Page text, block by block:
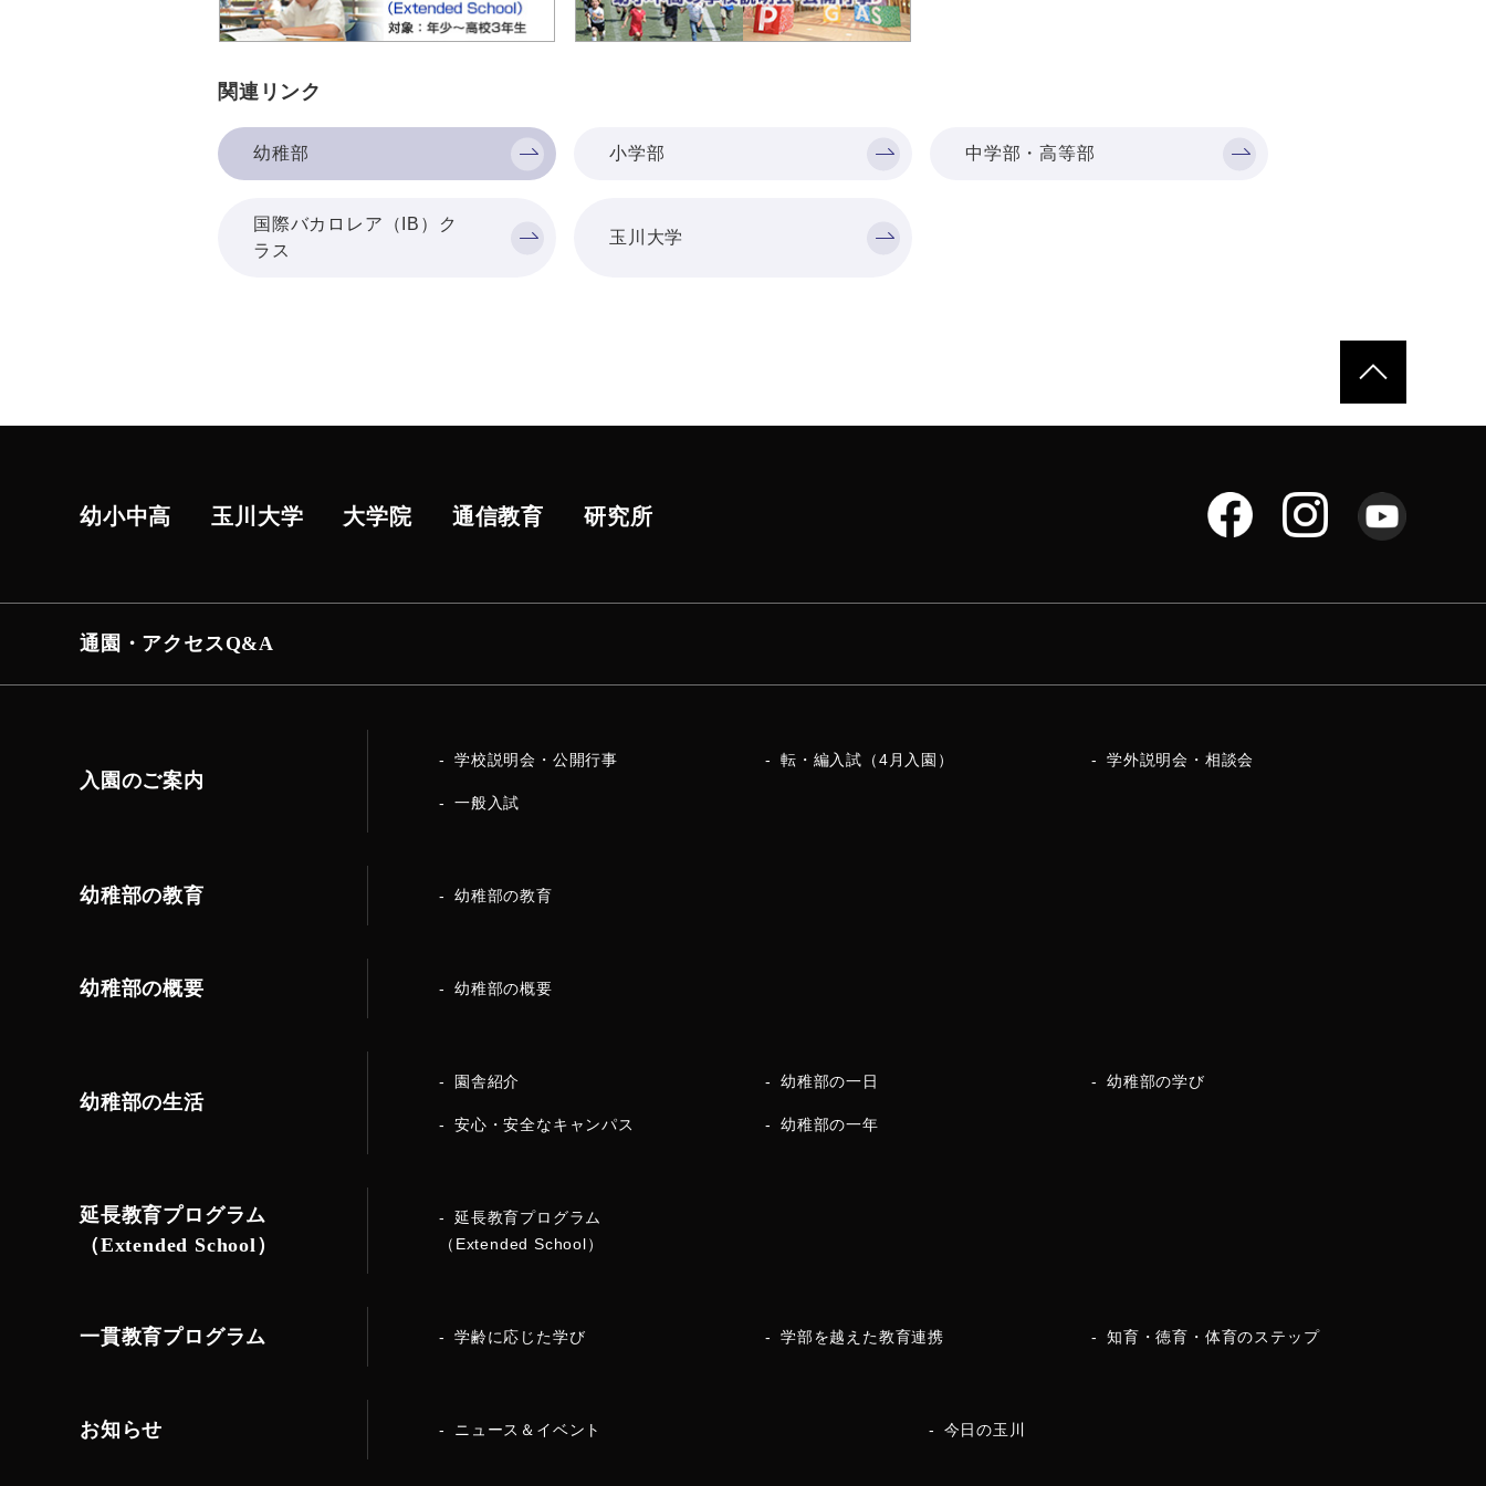
関連リンク
幼稚部 小学部 中学部・高等部
国際バカロレア（IB）ク
ラス
玉川大学
幼小中高 玉川大学 大学院 通信教育 研究所
通園・アクセスQ&A
入園のご案内
学校説明会・公開行事 転・編入試（4月入園） 学外説明会・相談会
一般入試
幼稚部の教育 幼稚部の教育
幼稚部の概要 幼稚部の概要
幼稚部の生活
園舎紹介 幼稚部の一日 幼稚部の学び
安心・安全なキャンパス 幼稚部の一年
延長教育プログラム
（Extended School）
延長教育プログラム
（Extended School）
一貫教育プログラム 学齢に応じた学び 学部を越えた教育連携 知育・徳育・体育のステップ
お知らせ ニュース＆イベント 今日の玉川